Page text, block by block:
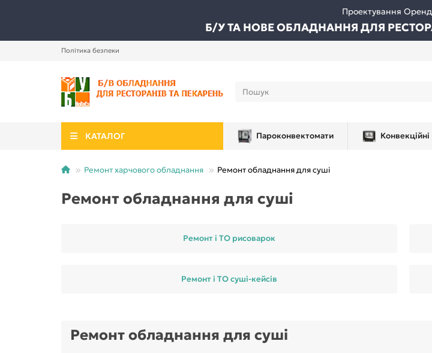
Проектування
Б/У ТА НОВЕ ОБЛАДНАННЯ ДЛЯ
Політика безпеки
КАТАЛОГ Пароконвектомати Конвекційні
Ремонт харчового обладнання Ремонт обладнання для суші
Ремонт обладнання для суші
Ремонт і ТО рисоварок
Ремонт і ТО суші-кейсів
Ремонт обладнання для суші